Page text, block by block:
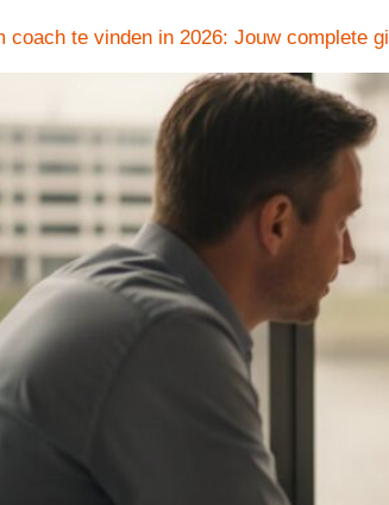
coach te vinden in 2026: Jouw complete